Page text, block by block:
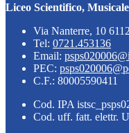
Liceo Scientifico,
Via Nanterre, 10
Tel: 0721.453136
Email:
PEC:
C.F.: 80005590411
Cod. IPA
Cod. uff. fatt. elettr.